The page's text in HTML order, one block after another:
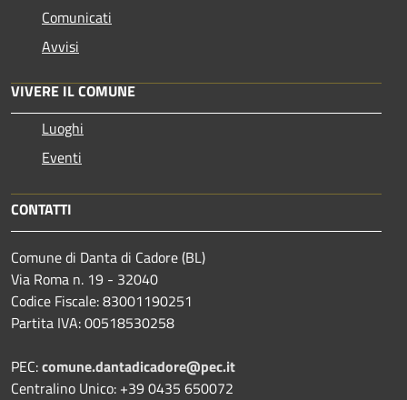
Comunicati
Avvisi
VIVERE IL COMUNE
Luoghi
Eventi
CONTATTI
Comune di Danta di Cadore (BL)
Via Roma n. 19 - 32040
Codice Fiscale: 83001190251
Partita IVA: 00518530258
PEC:comune.dantadicadore@pec.it
Centralino Unico: +39 0435 650072